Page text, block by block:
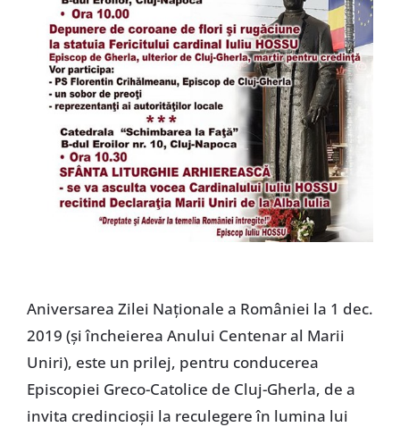
Aniversarea Zilei Naționale a României la 1 dec.
2019 (și încheierea Anului Centenar al Marii
Uniri), este un prilej, pentru conducerea
Episcopiei Greco-Catolice de Cluj-Gherla, de a
invita credincioșii la reculegere în lumina lui